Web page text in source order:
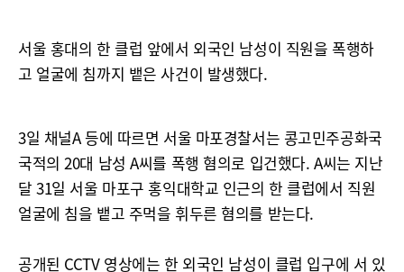
서울 홍대의 한 클럽 앞에서 외국인 남성이 직원을 폭행하
고 얼굴에 침까지 뱉은 사건이 발생했다.
3일 채널A 등에 따르면 서울 마포경찰서는 콩고민주공화국
국적의 20대 남성 A씨를 폭행 혐의로 입건했다. A씨는 지난
달 31일 서울 마포구 홍익대학교 인근의 한 클럽에서 직원
얼굴에 침을 뱉고 주먹을 휘두른 혐의를 받는다.
공개된 CCTV 영상에는 한 외국인 남성이 클럽 입구에 서 있